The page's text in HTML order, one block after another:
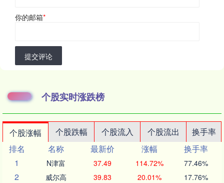
你的邮箱*
提交评论
个股实时涨跌榜
个股涨幅 个股跌幅 个股流入 个股流出
换手率
排名
名称 最新价 涨幅
换手率
1
N津富 37.49 114.72% 77.46%
2 威尔高 39.83 20.01% 17.76%